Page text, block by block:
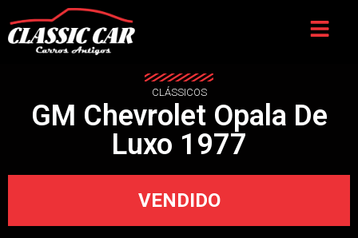
CLÁSSICOS
GM Chevrolet Opala De
Luxo 1977
VENDIDO